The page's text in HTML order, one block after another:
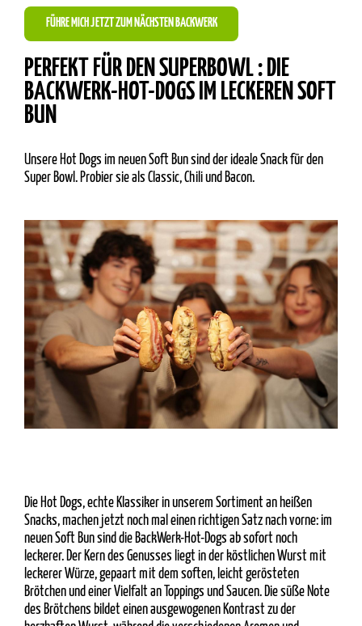
FÜHRE MICH JETZT ZUM NÄCHSTEN BACKWERK
PERFEKT FÜR DEN SUPERBOWL : DIE
BACKWERK-HOT-DOGS IM LECKEREN SOFT
BUN
Unsere Hot Dogs im neuen Soft Bun sind der ideale Snack für den
Super Bowl. Probier sie als Classic, Chili und Bacon.
Die Hot Dogs, echte Klassiker in unserem Sortiment an heißen
Snacks, machen jetzt noch mal einen richtigen Satz nach vorne: im
neuen Soft Bun sind die BackWerk-Hot-Dogs ab sofort noch
leckerer. Der Kern des Genusses liegt in der köstlichen Wurst mit
leckerer Würze, gepaart mit dem soften, leicht gerösteten
Brötchen und einer Vielfalt an Toppings und Saucen. Die süße Note
des Brötchens bildet einen ausgewogenen Kontrast zu der